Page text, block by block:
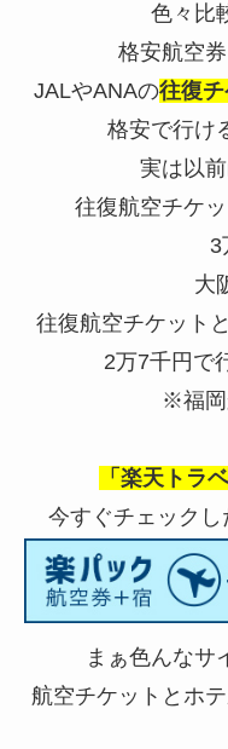
色々比
格安航空
JALやANAの往復
格安で行け
実は以
往復航空チケ
3
大
往復航空チケット
2万7千円で
※福岡
「楽天トラ
今すぐチェック
まぁ色んなサ
航空チケットとホ